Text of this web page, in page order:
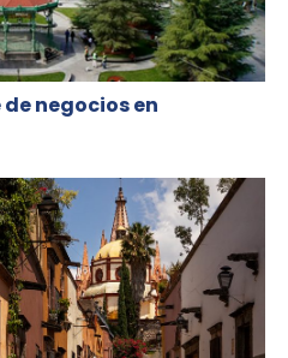
negocios en